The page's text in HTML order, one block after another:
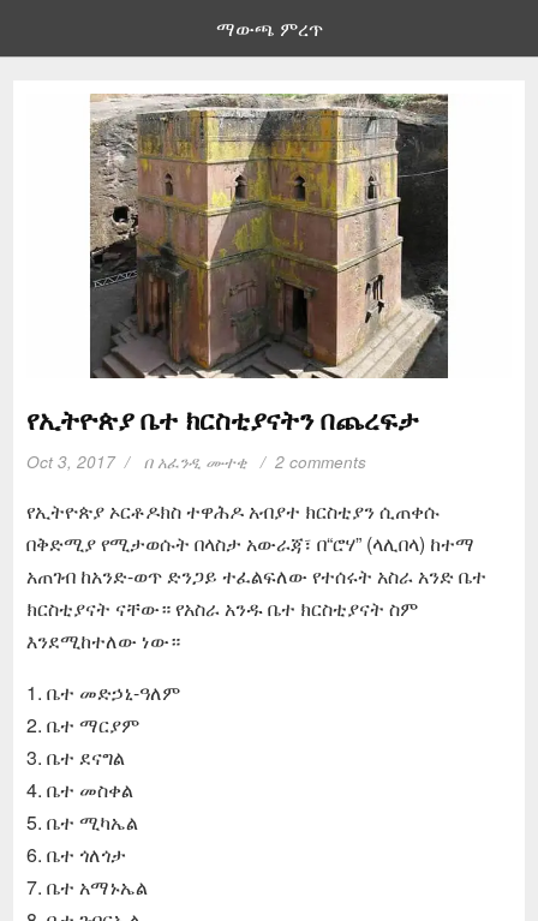
ማውጫ ምረጥ
የኢትዮጵያ ቤተ ክርስቲያናትን በጨረፍታ
Oct 3, 2017 በ አፈንዲ ሙተቂ 2 comments
የኢትዮጵያ ኦርቶዶክስ ተዋሕዶ አብያተ ክርስቲያን ሲጠቀሱ
በቅድሚያ የሚታወሱት በላስታ አውራጃ፣ በ“ሮሃ” (ላሊበላ) ከተማ
አጠገብ ከአንድ-ወጥ ድንጋይ ተፈልፍለው የተሰሩት አስራ አንድ ቤተ
ክርስቲያናት ናቸው። የአስራ አንዱ ቤተ ክርስቲያናት ስም
እንደሚከተለው ነው።
1. ቤተ መድኃኒ-ዓለም
2. ቤተ ማርያም
3. ቤተ ደናግል
4. ቤተ መስቀል
5. ቤተ ሚካኤል
6. ቤተ ጎለጎታ
7. ቤተ አማኑኤል